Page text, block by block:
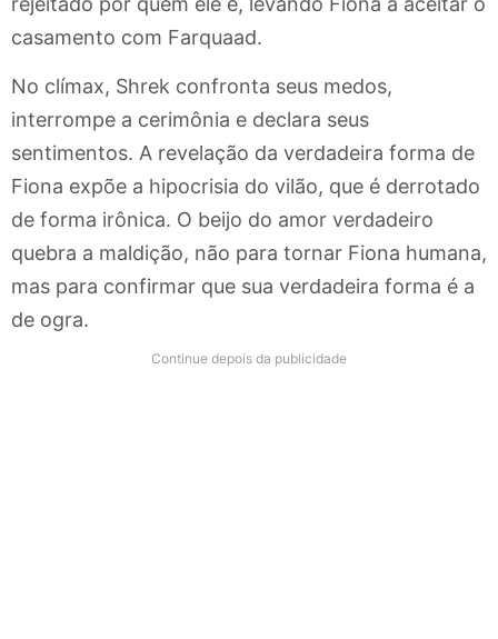
casamento com Farquaad.
No clímax, Shrek confronta seus medos,
interrompe a cerimônia e declara seus
sentimentos. A revelação da verdadeira forma de
Fiona expõe a hipocrisia do vilão, que é derrotado
de forma irônica. O beijo do amor verdadeiro
quebra a maldição, não para tornar Fiona humana,
mas para confirmar que sua verdadeira forma é a
de ogra.
Continue depois da publicidade